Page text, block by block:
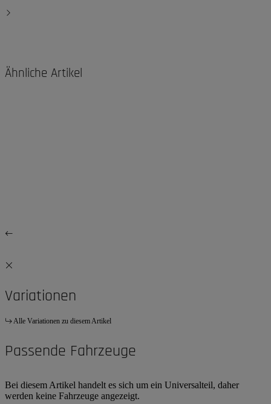
Ähnliche Artikel
Variationen
Alle Variationen zu diesem Artikel
Passende Fahrzeuge
Bei diesem Artikel handelt es sich um ein Universalteil, daher
werden keine Fahrzeuge angezeigt.